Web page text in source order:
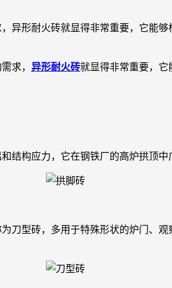
异形耐火砖就显得非常重要，它能
求， 异形耐火砖就显得非常重要，它
构应力，它在钢铁厂的高炉拱顶中
型砖，多用于特殊形状的炉门、观